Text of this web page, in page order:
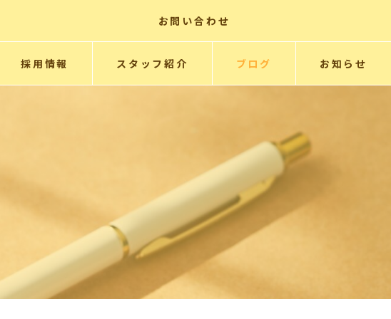
採用情報 スタッフ紹介 ブログ お知らせ
お問い合わせ